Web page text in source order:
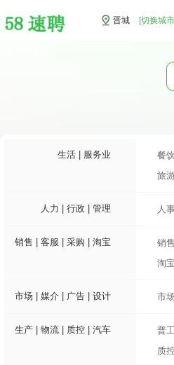
晋城 [切换城
生活 | 服务业 餐
旅
人力 | 行政 | 管理 人
销售 | 客服 | 采购 | 淘宝 销售
淘
市场 | 媒介 | 广告 | 设计 市
生产 | 物流 | 质控 | 汽车 普
质